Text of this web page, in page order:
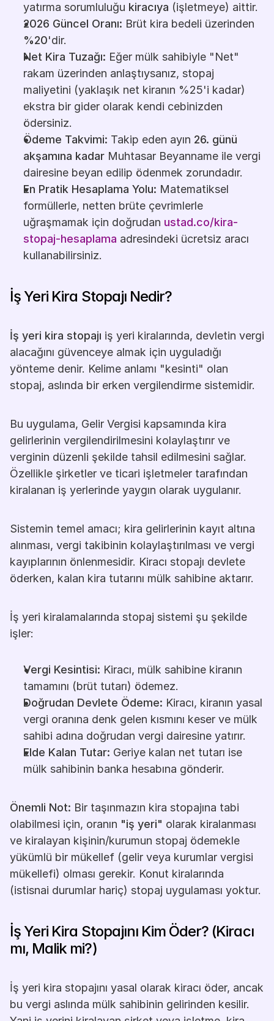
yatırma sorumluluğu kiracıya (işletmeye) aittir.
2026 Güncel Oranı:
%20'dir.
Net Kira Tuzağı: Eğer mülk sahibiyle "Net"
rakam üzerinden anlaştıysanız, stopaj
maliyetini (yaklaşık net kiranın %25'i kadar)
ekstra bir gider olarak kendi cebinizden
ödersiniz.
Ödeme Takvimi: Takip eden ayın 26. günü
akşamına kadar Muhtasar Beyanname ile vergi
dairesine beyan edilip ödenmek zorundadır.
En Pratik Hesaplama Yolu: Matematiksel
formüllerle, netten brüte çevrimlerle
uğraşmamak için doğrudan ustad.co/kira-
stopaj-hesaplama adresindeki ücretsiz aracı
kullanabilirsiniz.
İş Yeri Kira Stopajı Nedir?
İş yeri kira stopajı iş yeri kiralarında, devletin vergi
alacağını güvenceye almak için uyguladığı
yönteme denir. Kelime anlamı "kesinti" olan
stopaj, aslında bir erken vergilendirme sistemidir.
Bu uygulama, Gelir Vergisi kapsamında kira
gelirlerinin vergilendirilmesini kolaylaştırır ve
verginin düzenli şekilde tahsil edilmesini sağlar.
Özellikle şirketler ve ticari işletmeler tarafından
kiralanan iş yerlerinde yaygın olarak uygulanır.
Sistemin temel amacı; kira gelirlerinin kayıt altına
alınması, vergi takibinin kolaylaştırılması ve vergi
kayıplarının önlenmesidir. Kiracı stopajı devlete
öderken, kalan kira tutarını mülk sahibine aktarır.
İş yeri kiralamalarında stopaj sistemi şu şekilde
işler:
Vergi Kesintisi: Kiracı, mülk sahibine kiranın
tamamını (brüt tutarı) ödemez.
Doğrudan Devlete Ödeme: Kiracı, kiranın yasal
vergi oranına denk gelen kısmını keser ve mülk
sahibi adına doğrudan vergi dairesine yatırır.
Elde Kalan Tutar: Geriye kalan net tutarı ise
mülk sahibinin banka hesabına gönderir.
Önemli Not: Bir taşınmazın kira stopajına tabi
olabilmesi için, oranın "iş yeri" olarak kiralanması
ve kiralayan kişinin/kurumun stopaj ödemekle
yükümlü bir mükellef (gelir veya kurumlar vergisi
mükellefi) olması gerekir. Konut kiralarında
(istisnai durumlar hariç) stopaj uygulaması yoktur.
İş Yeri Kira Stopajını Kim Öder? (Kiracı
mı, Malik mi?)
İş yeri kira stopajını yasal olarak kiracı öder, ancak
bu vergi aslında mülk sahibinin gelirinden kesilir.